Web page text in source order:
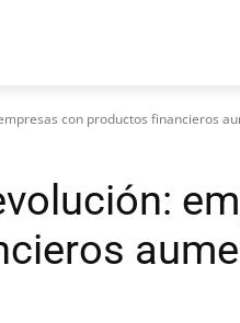
con productos financieros